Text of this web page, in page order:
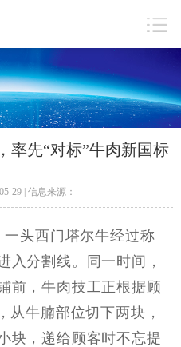
率先“对标”牛肉新国标
29 | 信息来源：
头西门塔尔牛经过称
入分割线。同一时间，
前，牛肉技工正根据顾
从牛腩部位切下两块，
块，递给顾客时不忘提